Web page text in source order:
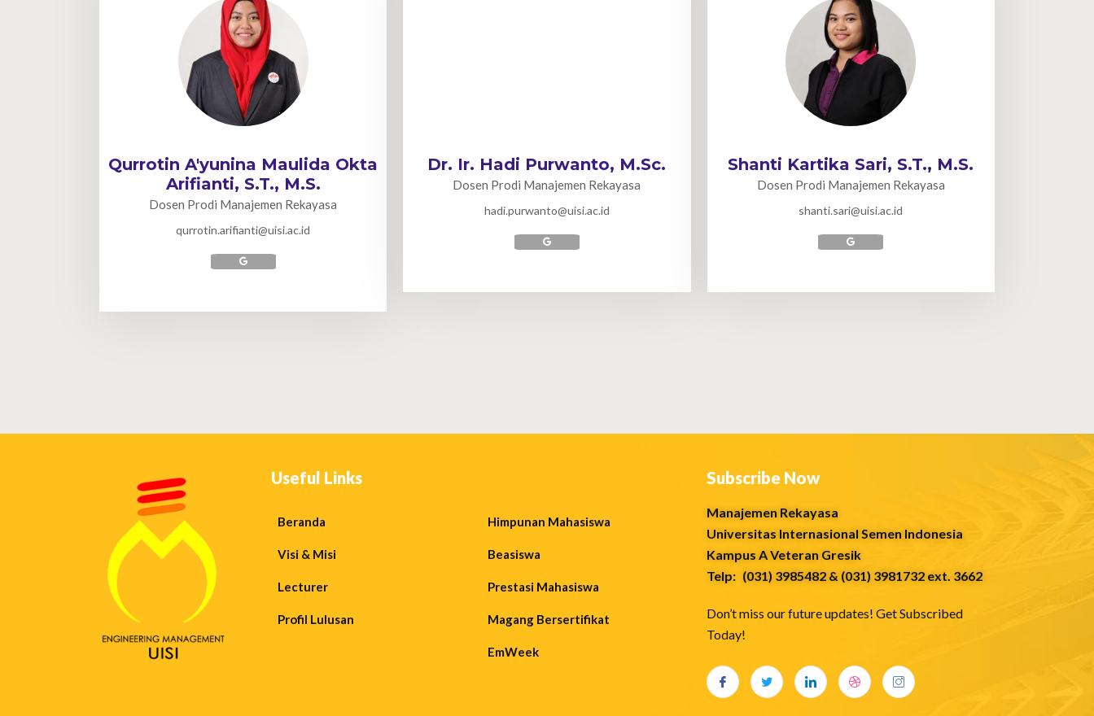
Qurrotin A'yunina Maulida Okta
Arifianti, S.T., M.S.
Dosen Prodi Manajemen Rekayasa
qurrotin.arifianti@uisi.ac.id
Dr. Ir. Hadi Purwanto, M.Sc.
Dosen Prodi Manajemen Rekayasa
hadi.purwanto@uisi.ac.id
Shanti Kartika Sari, S.T., M.S.
Dosen Prodi Manajemen Rekayasa
shanti.sari@uisi.ac.id
Useful Links
Beranda
Visi & Misi
Lecturer
Profil Lulusan
Himpunan Mahasiswa
Beasiswa
Prestasi Mahasiswa
Magang Bersertifikat
EmWeek
Subscribe Now
Manajemen Rekayasa
Universitas Internasional Semen Indonesia
Kampus A Veteran Gresik
Telp: (031) 3985482 & (031) 3981732 ext. 3662
Don’t miss our future updates! Get Subscribed
Today!